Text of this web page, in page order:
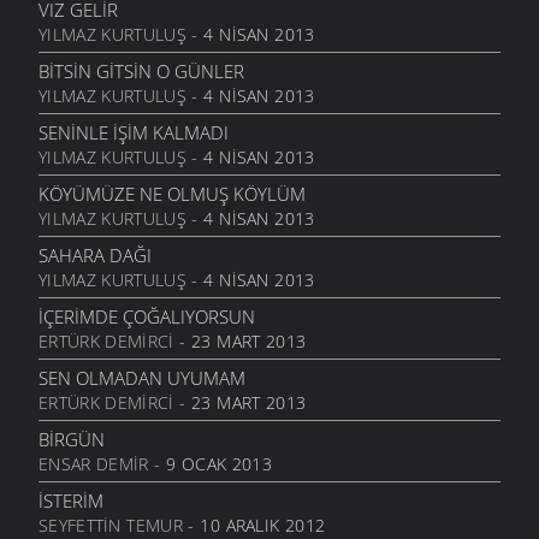
TOPRAKTIR
5 KASIM 2011
BITTI ÖĞRETMENIM
22 AĞUSTOS 2011
GENÇIYAN
15 AĞUSTOS 2011
ALDIRMA GÜLÜM
13 AĞUSTOS 2011
BENDE VARIM
24 TEMMUZ 2011
SARI KIZ
16 TEMMUZ 2011
GELIN CANLAR
3 TEMMUZ 2011
ARTVINIM II
29 HAZIRAN 2011
İNANMIŞTIN
VIZ GELIR
YILMAZ KURTULUŞ - 4 NISAN 2013
BITSIN GITSIN O GÜNLER
YILMAZ KURTULUŞ - 4 NISAN 2013
SENINLE İŞIM KALMADI
YILMAZ KURTULUŞ - 4 NISAN 2013
KÖYÜMÜZE NE OLMUŞ KÖYLÜM
YILMAZ KURTULUŞ - 4 NISAN 2013
SAHARA DAĞI
YILMAZ KURTULUŞ - 4 NISAN 2013
İÇERIMDE ÇOĞALIYORSUN
ERTÜRK DEMIRCI - 23 MART 2013
SEN OLMADAN UYUMAM
ERTÜRK DEMIRCI - 23 MART 2013
BIRGÜN
ENSAR DEMIR - 9 OCAK 2013
İSTERIM
SEYFETTIN TEMUR- 10 ARALIK 2012